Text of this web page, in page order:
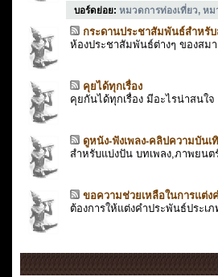
บอร์ดย่อย: หมวดการท่องเที่ยว, หม
กระดานประชาสัมพันธ์สำหรั
ห้องประชาสัมพันธ์ต่างๆ ของสม
คุยได้ทุกเรื่อง
คุยกันได้ทุกเรื่อง มีอะไรน่าสนใจ
ดูหนัง-ฟังเพลง-คลิปความบันเ
สำหรับแบ่งปัน บทเพลง,ภาพยน
ขอความช่วยเหลือในการแต่ง
ต้องการให้แต่งคำประพันธ์ประเ